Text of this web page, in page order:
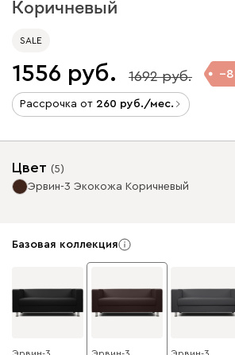
Коричневый
SALE
1556 1692 8
Рассрочка от 260 /мес.
Цвет (5)
Эрвин-3 Экокожа Коричневый
Базовая коллекция
Эрвин-3
Эрвин-3
Эрвин-3